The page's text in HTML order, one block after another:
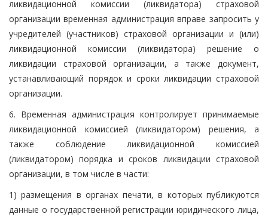
ликвидационной комиссии (ликвидатора) страховой
организации временная администрация вправе запросить у
учредителей (участников) страховой организации и (или)
ликвидационной комиссии (ликвидатора) решение о
ликвидации страховой организации, а также документ,
устанавливающий порядок и сроки ликвидации страховой
организации.
6. Временная администрация контролирует принимаемые
ликвидационной комиссией (ликвидатором) решения, а
также соблюдение ликвидационной комиссией
(ликвидатором) порядка и сроков ликвидации страховой
организации, в том числе в части:
1) размещения в органах печати, в которых публикуются
данные о государственной регистрации юридического лица,